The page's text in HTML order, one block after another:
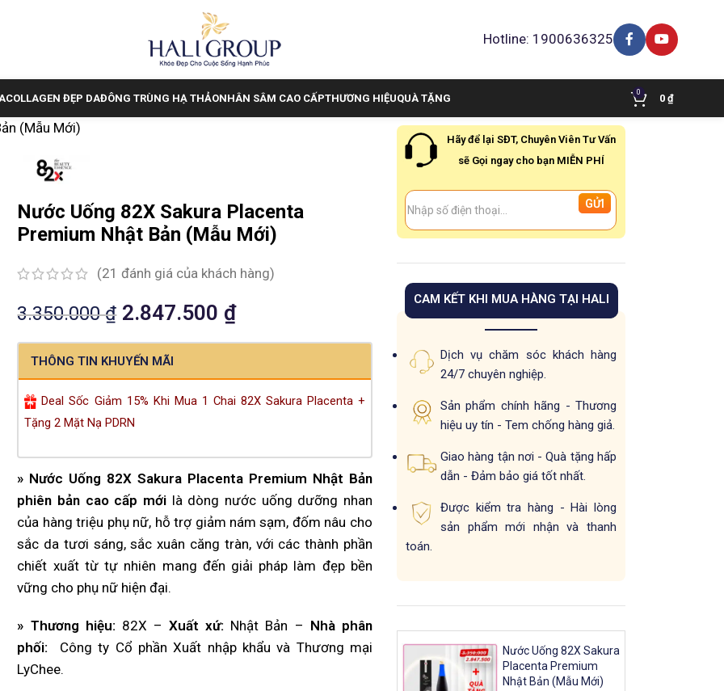
Hotline: 1900636325
COLLAGEN ĐẸP DAĐÔNG TRÙNG HẠ THẢONHÂN SÂM CAO CẤPTHƯƠNG HIỆUQUÀ TẶNG 0
0 ₫
(Mẫu Mới)
Nước Uống 82X Sakura Placenta
Premium Nhật Bản (Mẫu Mới)
(21 đánh giá của khách hàng)
3.350.000₫ 2.847.500 ₫
THÔNG TIN KHUYẾN MÃI
Deal Sốc Giảm 15% Khi Mua 1 Chai 82X Sakura Placenta +
Tặng 2 Mặt Nạ PDRN
» Nước Uống 82X Sakura Placenta Premium Nhật Bản
phiên bản cao cấp mới là dòng nước uống dưỡng nhan
của hàng triệu phụ nữ, hỗ trợ giảm nám sạm, đốm nâu cho
sắc da tươi sáng, sắc xuân căng tràn, với các thành phần
chiết xuất từ tự nhiên mang đến giải pháp làm đẹp bền
vững cho phụ nữ hiện đại.
» Thương hiệu: 82X –Xuất xứ: Nhật Bản – Nhà phân
phối: Công ty Cổ phần Xuất nhập khẩu và Thương mại
LyChee.
Hãy để lại SĐT, Chuyên Viên Tư Vấn
sẽ Gọi ngay cho bạn MIỄN PHÍ
CAM KẾT KHI MUA HÀNG TẠI HALI
Dịch vụ chăm sóc khách hàng
24/7 chuyên nghiệp.
Sản phẩm chính hãng - Thương
hiệu uy tín - Tem chống hàng giả.
Giao hàng tận nơi - Quà tặng hấp
dẫn - Đảm bảo giá tốt nhất.
Được kiểm tra hàng - Hài lòng
sản phẩm mới nhận và thanh
toán.
Nước Uống 82X Sakura
Placenta Premium
Nhật Bản (Mẫu Mới)